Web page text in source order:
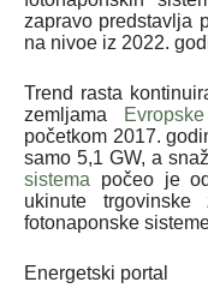
zapravo predstavlja
na nivoe iz 2022.
Trend rasta
zemljama
početkom 2017.
samo 5,1 GW, a
sistema počeo je
ukinute
fotonaponske
Energetski portal